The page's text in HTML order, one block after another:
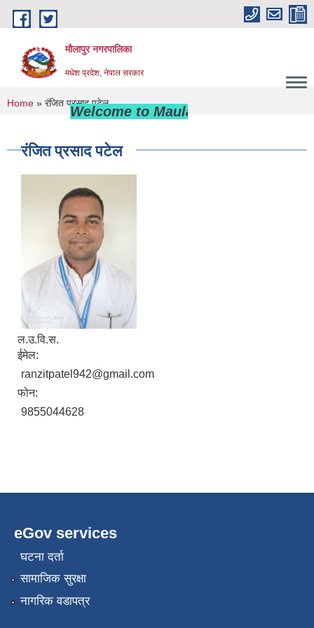
Skip to main content
मौलापुर नगरपालिका
मधेश प्रदेश, नेपाल सरकार
Welcome to Maulapur Municipality
You are here
Home » रंजित प्रसाद पटेल
रंजित प्रसाद पटेल
ल.उ.वि.स.
ईमेल:
ranzitpatel942@gmail.com
फोन:
9855044628
eGov services
घटना दर्ता
सामाजिक सुरक्षा
नागरिक वडापत्र